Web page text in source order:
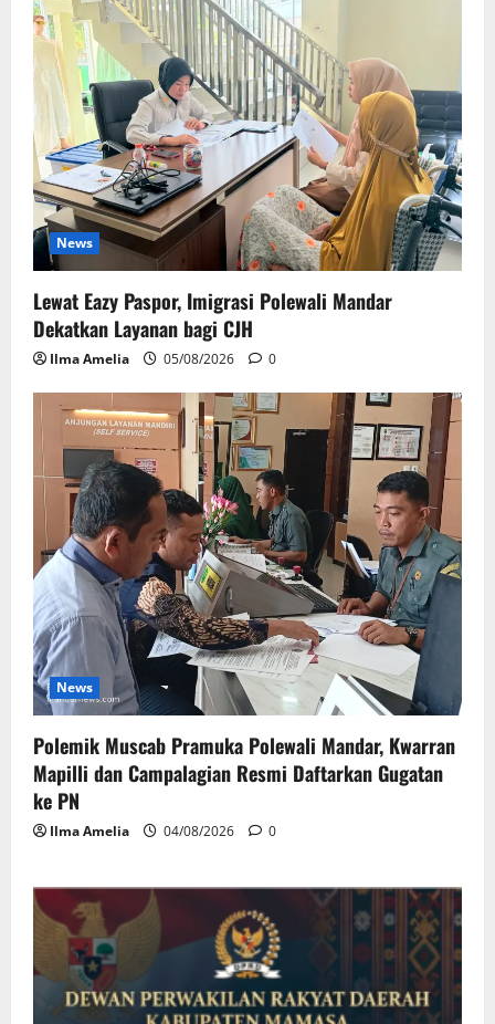
News
Lewat Eazy Paspor, Imigrasi Polewali Mandar
Dekatkan Layanan bagi CJH
Ilma Amelia 05/08/2026 0
News
Polemik Muscab Pramuka Polewali Mandar, Kwarran
Mapilli dan Campalagian Resmi Daftarkan Gugatan
ke PN
Ilma Amelia 04/08/2026 0